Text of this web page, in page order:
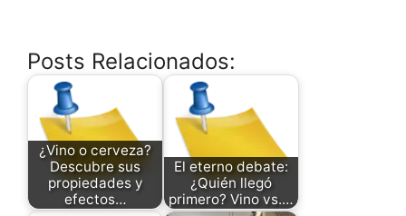
Posts Relacionados:
¿Vino o cerveza?
Descubre sus
propiedades y
efectos…
El eterno debate:
¿Quién llegó
primero? Vino vs.…